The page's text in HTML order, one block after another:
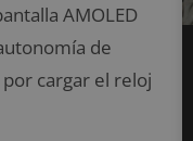
AMOLED
de
cargar el reloj